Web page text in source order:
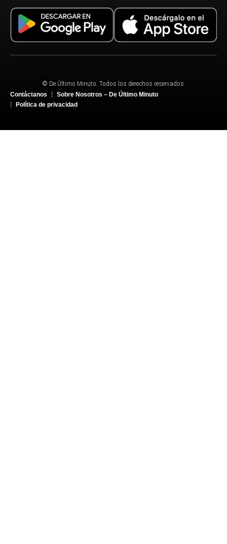
© De Último Minuto. Todos los derechos reservados.
Contáctanos
Sobre Nosotros – De Último Minuto
Política de privacidad